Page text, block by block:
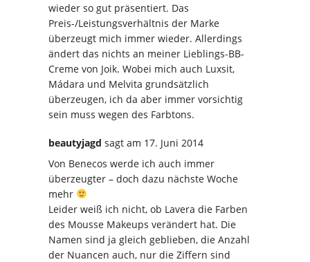
wieder so gut präsentiert. Das
Preis-/Leistungsverhältnis der Marke
überzeugt mich immer wieder. Allerdings
ändert das nichts an meiner Lieblings-BB-
Creme von Joik. Wobei mich auch Luxsit,
Mádara und Melvita grundsätzlich
überzeugen, ich da aber immer vorsichtig
sein muss wegen des Farbtons.
beautyjagd sagt am 17. Juni 2014
Von Benecos werde ich auch immer
überzeugter – doch dazu nächste Woche
mehr
Leider weiß ich nicht, ob Lavera die Farben
des Mousse Makeups verändert hat. Die
Namen sind ja gleich geblieben, die Anzahl
der Nuancen auch, nur die Ziffern sind